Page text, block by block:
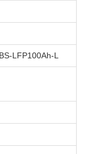
LFP100Ah-L